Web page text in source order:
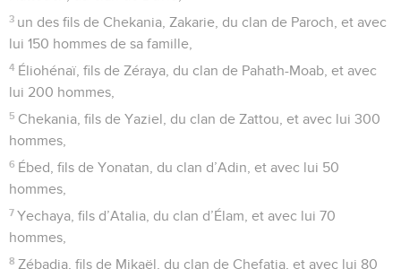
3 un des fils de Chekania, Zakarie, du clan de Paroch, et avec
lui 150 hommes de sa famille,
4 Éliohénaï, fils de Zéraya, du clan de Pahath-Moab, et avec
lui 200 hommes,
5 Chekania, fils de Yaziel, du clan de Zattou, et avec lui 300
hommes,
6 Ébed, fils de Yonatan, du clan d’Adin, et avec lui 50
hommes,
7 Yechaya, fils d’Atalia, du clan d’Élam, et avec lui 70
hommes,
8 Zébadia, fils de Mikaël, du clan de Chefatia, et avec lui 80